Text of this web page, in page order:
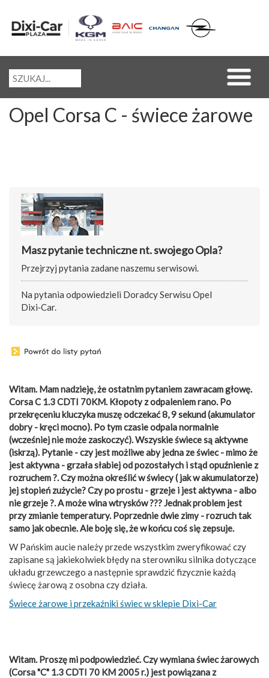
Opel Corsa C - świece żarowe
Masz pytanie techniczne nt. swojego Opla?
Przejrzyj pytania zadane naszemu serwisowi.
Na pytania odpowiedzieli Doradcy Serwisu Opel
Dixi‑Car.
Witam. Mam nadzieję, że ostatnim pytaniem zawracam głowę.
Corsa C 1.3 CDTI 70KM. Kłopoty z odpaleniem rano. Po
przekręceniu kluczyka muszę odczekać 8, 9 sekund (akumulator
dobry - kręci mocno). Po tym czasie odpala normalnie
(wcześniej nie może zaskoczyć). Wszyskie świece są aktywne
(iskrzą). Pytanie - czy jest możliwe aby jedna ze świec - mimo że
jest aktywna - grzała słabiej od pozostałych i stąd opuźnienie z
rozruchem ?. Czy można określić w świecy ( jak w akumulatorze)
jej stopień zużycie? Czy po prostu - grzeje i jest aktywna - albo
nie grzeje ?. A może wina wtrysków ??? Jednak problem jest
przy zmianie temperatury. Poprzednie dwie zimy - rozruch tak
samo jak obecnie. Ale boję się, że w końcu coś się zepsuje.
W Pańskim aucie należy przede wszystkim zweryfikować czy
zapisane są jakiekolwiek błędy na sterowniku silnika dotyczące
układu grzewczego a następnie sprawdzić fizycznie każdą
świecę żarową z osobna czy działa.
Świece żarowe i przekaźniki świec w sklepie Dixi-Car
Witam. Proszę mi podpowiedzieć. Czy wymiana świec żarowych
(Corsa "C" 1.3 CDTI 70 KM 2005 r.) jest powiązana z